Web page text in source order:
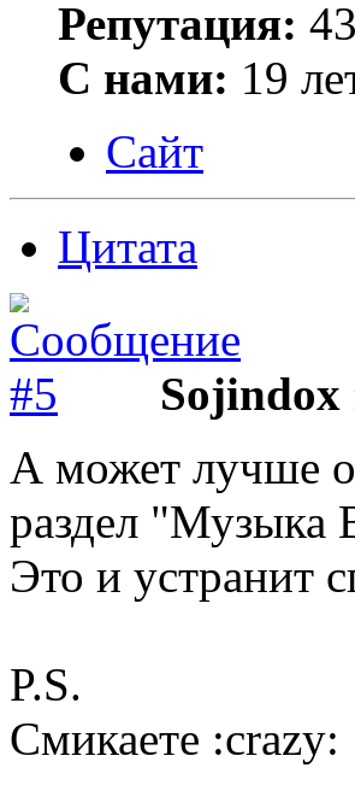
Репутация: 43
С нами: 19
Сайт
Цитата
Sojindox
А может лучше
раздел "Музыка
Это и устранит
P.S.
Смикаете :crazy: